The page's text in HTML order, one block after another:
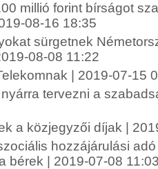
millió forint bírságot
08-16 18:35
sürgetnek
08-08 11:22
| 2019-07-15
tervezni a
a közjegyzői díjak |
hozzájárulási
bérek | 2019-07-08